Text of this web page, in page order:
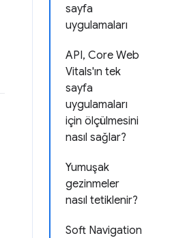
sayfa
uygulamaları
API, Core Web
Vitals'ın tek
sayfa
uygulamaları
için ölçülmesini
nasıl sağlar?
Yumuşak
gezinmeler
nasıl tetiklenir?
Soft Navigation